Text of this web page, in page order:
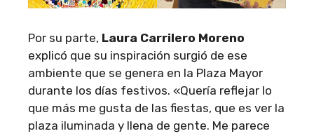
Por su parte, Laura Carrilero Moreno
explicó que su inspiración surgió de ese
ambiente que se genera en la Plaza Mayor
durante los días festivos. «Quería reflejar lo
que más me gusta de las fiestas, que es ver la
plaza iluminada y llena de gente. Me parece